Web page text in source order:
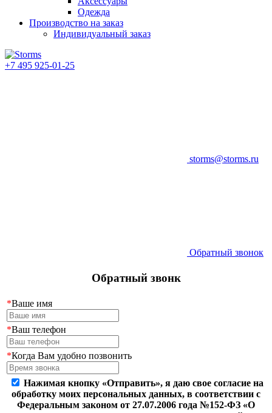
Одежда
Производство на заказ
Индивидуальный заказ
+7 495 925-01-25
storms@storms.ru
Обратный звонок
Обратный звонк
*Ваше имя
*Ваш телефон
*Когда Вам удобно позвонить
Нажимая кнопку «Отправить», я даю свое согласие на
обработку моих персональных данных, в соответствии с
Федеральным законом от 27.07.2006 года №152-ФЗ «О